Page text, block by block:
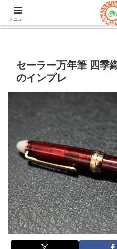
105ヒルクライム.comはロードバ
チューブレスタイヤのインプレ
セーラー万年筆 四季
のインプレ
メニュー